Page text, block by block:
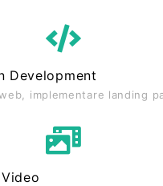
Development
implementare landing